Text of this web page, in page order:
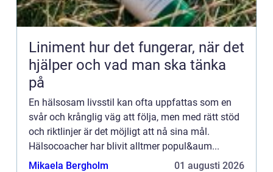
Liniment hur det fungerar, när det
hjälper och vad man ska tänka
på
En hälsosam livsstil kan ofta uppfattas som en
svår och krånglig väg att följa, men med rätt stöd
och riktlinjer är det möjligt att nå sina mål.
Hälsocoacher har blivit alltmer popul&aum...
Mikaela Bergholm
01 augusti 2026